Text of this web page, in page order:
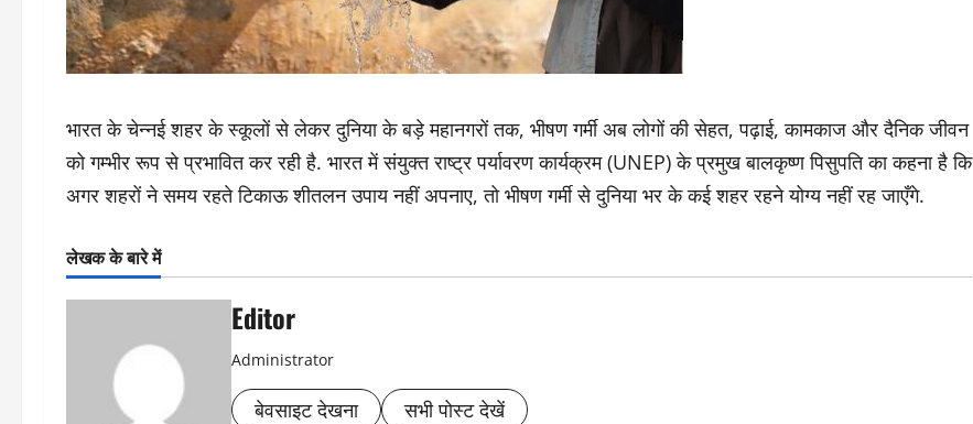
भारत के चेन्नई शहर के स्कूलों से लेकर दुनिया के बड़े महानगरों तक, भीषण गर्मी अब लोगों की सेहत, पढ़ाई, कामकाज और दैनिक जीवन
को गम्भीर रूप से प्रभावित कर रही है. भारत में संयुक्त राष्ट्र पर्यावरण कार्यक्रम (UNEP) के प्रमुख बालकृष्ण पिसुपति का कहना है कि
अगर शहरों ने समय रहते टिकाऊ शीतलन उपाय नहीं अपनाए, तो भीषण गर्मी से दुनिया भर के कई शहर रहने योग्य नहीं रह जाएँगे.
लेखक के बारे में
Editor
Administrator
बेवसाइट देखना सभी पोस्ट देखें